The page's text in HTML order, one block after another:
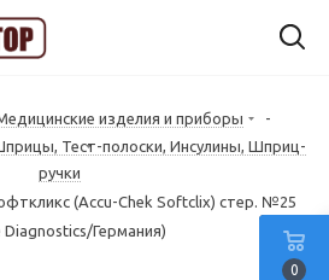
изделия и приборы
-
Tecт-пoлocки, Инcyлины, Шпpиц-
pyчки
(Accu-Chek Softclix) стер. №25
Diagnostics/Германия)
0